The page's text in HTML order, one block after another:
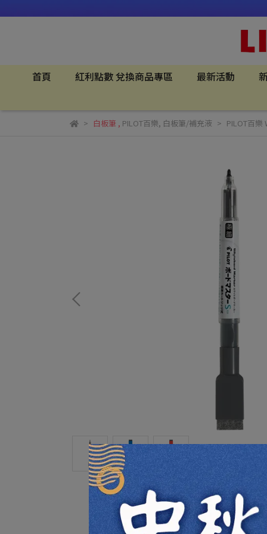
首頁 紅利點數 兌換商品專區 最新活動
白板筆 , PILOT百樂, 白板筆/補充液 PILOT百樂